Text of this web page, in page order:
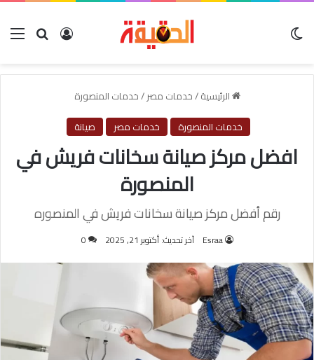
بحث عنتسجيل
الرئيسية/خدمات مصر/خدمات المنصورة
خدمات المنصورة
خدمات مصر صيانة
افضل مركز صيانة سخانات فريش في
المنصورة
رقم أفضل مركز صيانة سخانات فريش في المنصوره
Esraa آخر تحديث: أكتوبر 21, 2025 0